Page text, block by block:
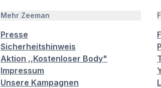
Mehr Zeeman
Presse
Sicherheitshinweis
Aktion ,,Kostenloser Body"
Impressum
Unsere Kampagnen